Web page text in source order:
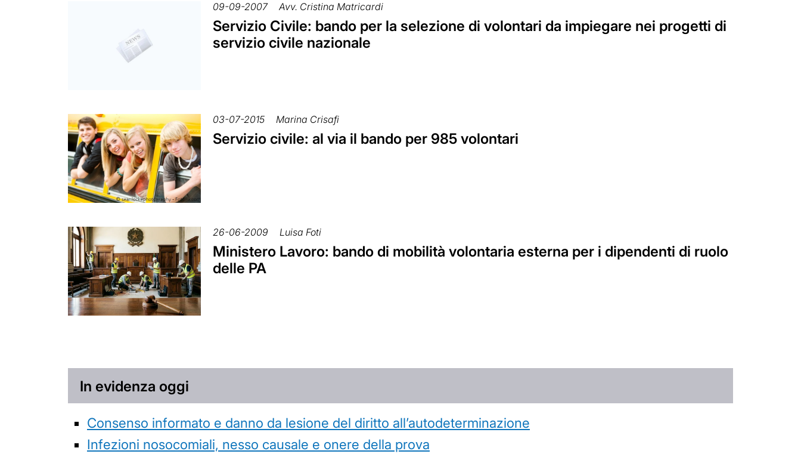
09-09-2007 Avv. Cristina Matricardi
Servizio Civile: bando per la selezione di volontari da impiegare nei progetti di
servizio civile nazionale
03-07-2015 Marina Crisafi
Servizio civile: al via il bando per 985 volontari
26-06-2009 Luisa Foti
Ministero Lavoro: bando di mobilità volontaria esterna per i dipendenti di ruolo
delle PA
In evidenza oggi
Consenso informato e danno da lesione del diritto all’autodeterminazione
Infezioni nosocomiali, nesso causale e onere della prova